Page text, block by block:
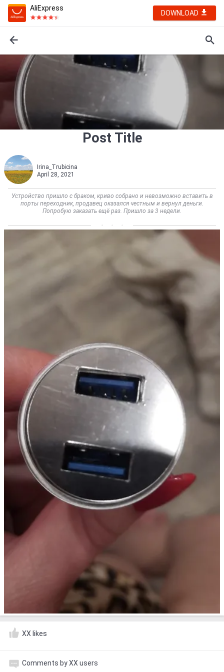
AliExpress
DOWNLOAD
Post Title
Irina_Trubicina
April 28, 2021
Устройство пришло с браком, криво собрано и невозможно вставить в
порты переходник, продавец оказался честным и вернул деньги.
Попробую заказать ещё раз. Пришло за 3 недели.
XX likes
Comments by XX users